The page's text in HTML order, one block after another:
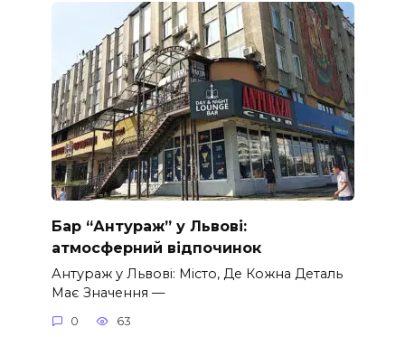
Бар “Антураж” у Львові:
атмосферний відпочинок
Антураж у Львові: Місто, Де Кожна Деталь
Має Значення —
0 63